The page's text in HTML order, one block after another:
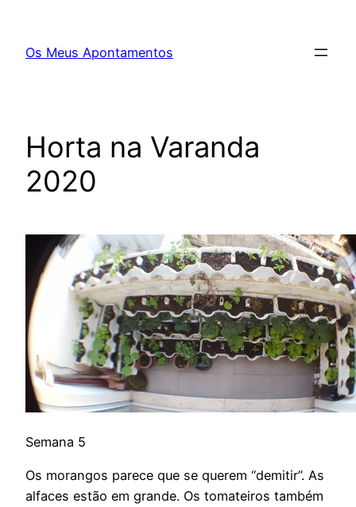
Os Meus Apontamentos
Horta na Varanda
2020
Semana 5
Os morangos parece que se querem “demitir”. As
alfaces estão em grande. Os tomateiros também